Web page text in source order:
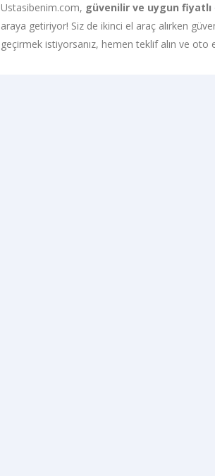
Ustasibenim.com, güvenilir ve uygun fiyatlı
araya getiriyor! Siz de ikinci el araç alırken
geçirmek istiyorsanız, hemen teklif alın ve oto